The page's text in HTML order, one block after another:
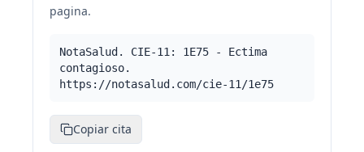
pagina.
NotaSalud. CIE-11: 1E75 - Ectima
contagioso.
https://notasalud.com/cie-11/1e75
Copiar cita